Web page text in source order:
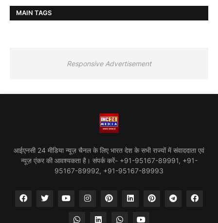
MAIN TAGS
Responsive Advertisement
आईएनसी 24 मीडिया न्यूज़ चैनल के लिए भारत देश के सभी राज्यों में संवाददाता एवं
न्यूज़ एंकर की आवश्यकता है। संपर्क करें- +91-95167-89991, +91-
95167-89992, +91-95167-89993